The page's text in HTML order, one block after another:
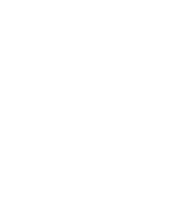
El público quedó
considerado por